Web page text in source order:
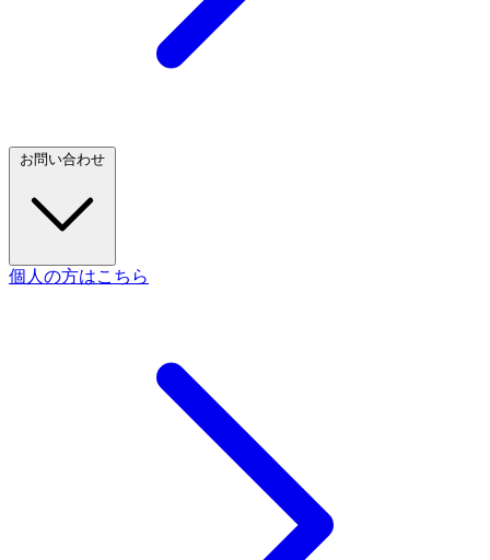
お問い合わせ
個人の方はこちら